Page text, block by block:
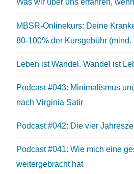
MBSR-Onlinekurs: Deine
80-100% der Kursgebühr (mind.
Leben ist Wandel. Wandel ist
Podcast #043: Minimalismus
nach Virginia Satir
Podcast #042: Die vier
Podcast #041: Wie mich eine
weitergebracht hat